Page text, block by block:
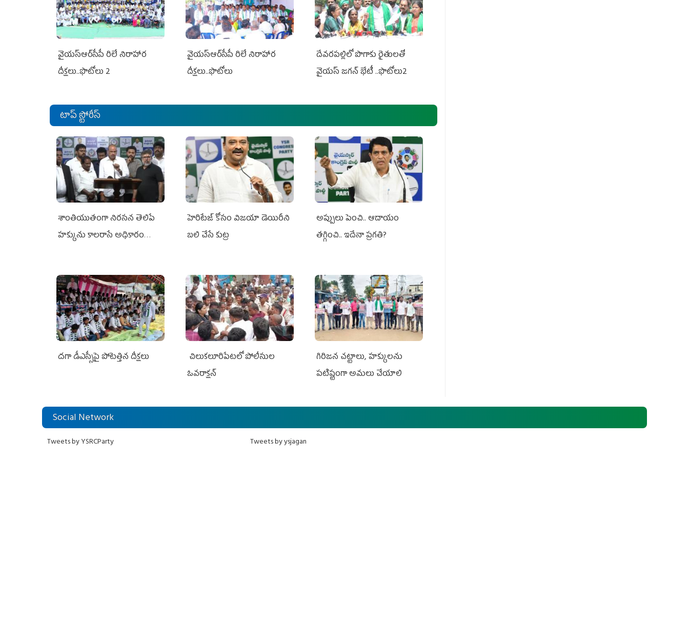
వైయ‌స్ఆర్‌సీపీ రిలే నిరాహార
దీక్షలు..ఫొటోలు 2
వైయ‌స్ఆర్‌సీపీ రిలే నిరాహార
దీక్షలు..ఫొటోలు
దేవరపల్లిలో పొగాకు రైతులతో
వైయస్ జగన్ భేటీ ..ఫొటోలు2
టాప్ స్టోరీస్
శాంతియుతంగా నిరసన తెలిపే
హక్కును కాలరాసే అధికారం
హెరిటేజ్ కోసం విజయా డెయిరీని
బలి చేసే కుట్ర‌
అప్పులు పెంచి.. ఆదాయం
తగ్గించి.. ఇదేనా ప్రగతి?
దగా డీఎస్సీపై పోటెత్తిన దీక్షలు
చిలుక‌లూరిపేట‌లో పోలీసుల
ఓవ‌రాక్ష‌న్‌
గిరిజన చట్టాలు, హక్కులను
పటిష్టంగా అమలు చేయాలి
Social Network
Tweets by YSRCParty Tweets by ysjagan